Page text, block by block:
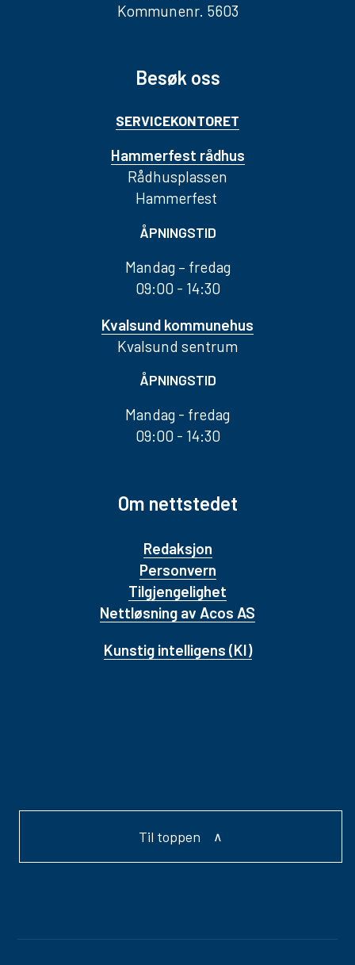
Kommunenr. 5603
Besøk oss
SERVICEKONTORET
Hammerfest rådhus
Rådhusplassen
Hammerfest
ÅPNINGSTID
Mandag – fredag
09:00 - 14:30
Kvalsund kommunehus
Kvalsund sentrum
ÅPNINGSTID
Mandag - fredag
09:00 - 14:30
Om nettstedet
Redaksjon
Personvern
Tilgjengelighet
Nettløsning av Acos AS
Kunstig intelligens (KI)
Til toppen